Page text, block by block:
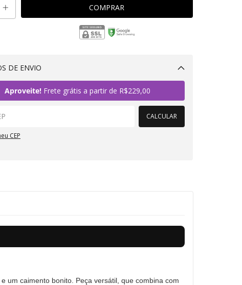
DE ENVIO
Aproveite!Frete grátis a partir de R$229,00
CALCULAR
CEP
um caimento bonito. Peça versátil, que combina com